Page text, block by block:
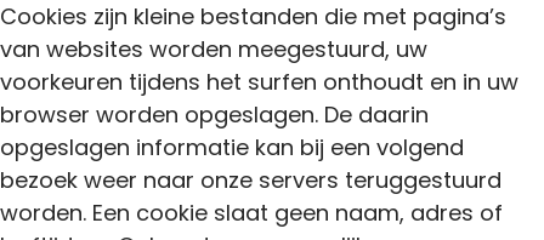
Cookies zijn kleine bestanden die met pagina’s
van websites worden meegestuurd, uw
voorkeuren tijdens het surfen onthoudt en in uw
browser worden opgeslagen. De daarin
opgeslagen informatie kan bij een volgend
bezoek weer naar onze servers teruggestuurd
worden. Een cookie slaat geen naam, adres of